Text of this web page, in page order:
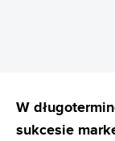
W
sukcesie